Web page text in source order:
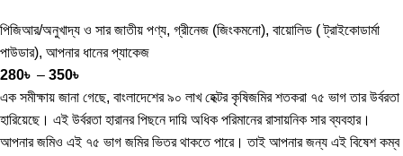
পিজিআর/অনুখাদ্য ও সার জাতীয় পণ্য, গ্রীনেজ (জিংকমনো), বায়োলিড ( ট্রাইকোডার্মা
পাউডার), আপনার ধানের প্যাকেজ
280৳ – 350৳
এক সমীক্ষায় জানা গেছে, বাংলাদেশের ৯০ লাখ হেক্টর কৃষিজমির শতকরা ৭৫ ভাগ তার উর্বরতা
হারিয়েছে। এই উর্বরতা হারানর পিছনে দায়ি অধিক পরিমানের রাসায়নিক সার ব্যবহার।
আপনার জমিও এই ৭৫ ভাগ জমির ভিতর থাকতে পারে। তাই আপনার জন্য এই বিষেশ কম্ব